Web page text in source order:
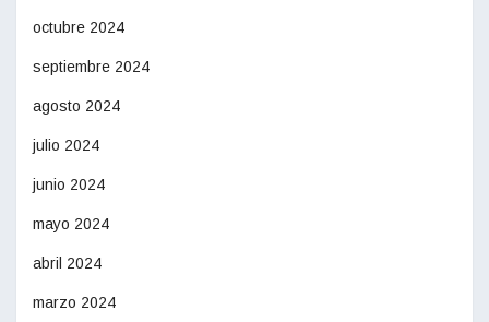
octubre 2024
septiembre 2024
agosto 2024
julio 2024
junio 2024
mayo 2024
abril 2024
marzo 2024